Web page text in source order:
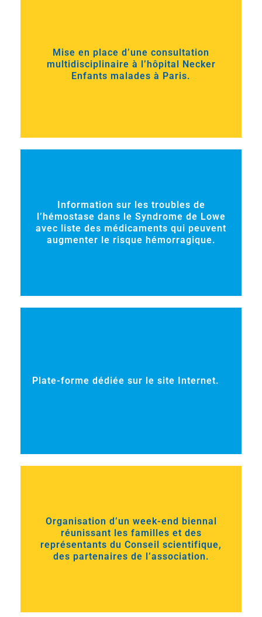
Mise en place d’une consultation
multidisciplinaire à l’hôpital Necker
Enfants malades à Paris.
Information sur les troubles de
l’hémostase dans le Syndrome de Lowe
avec liste des médicaments qui peuvent
augmenter le risque hémorragique.
Plate-forme dédiée sur le site Internet.
Organisation d’un week-end biennal
réunissant les familles et des
représentants du Conseil scientifique,
des partenaires de l’association.